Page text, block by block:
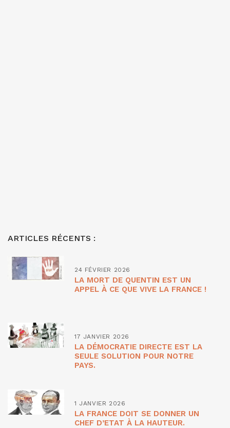
ARTICLES RÉCENTS :
24 FÉVRIER 2026
LA MORT DE QUENTIN EST UN
APPEL À CE QUE VIVE LA FRANCE !
17 JANVIER 2026
LA DÉMOCRATIE DIRECTE EST LA
SEULE SOLUTION POUR NOTRE
PAYS.
1 JANVIER 2026
LA FRANCE DOIT SE DONNER UN
CHEF D’ETAT À LA HAUTEUR.